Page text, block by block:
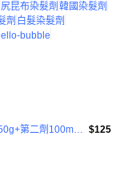
昆布染髮劑 韓國染髮劑
劑 白髮染髮劑
bubble
syoss 絲蘊 台灣公司貨 極致透感染髮系列 第一劑50g+第二劑100ml+染後護髮乳15g $125